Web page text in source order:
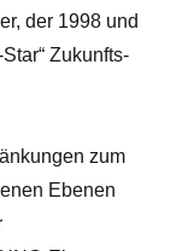
der 1998 und
Zukunfts-
zum
Ebenen